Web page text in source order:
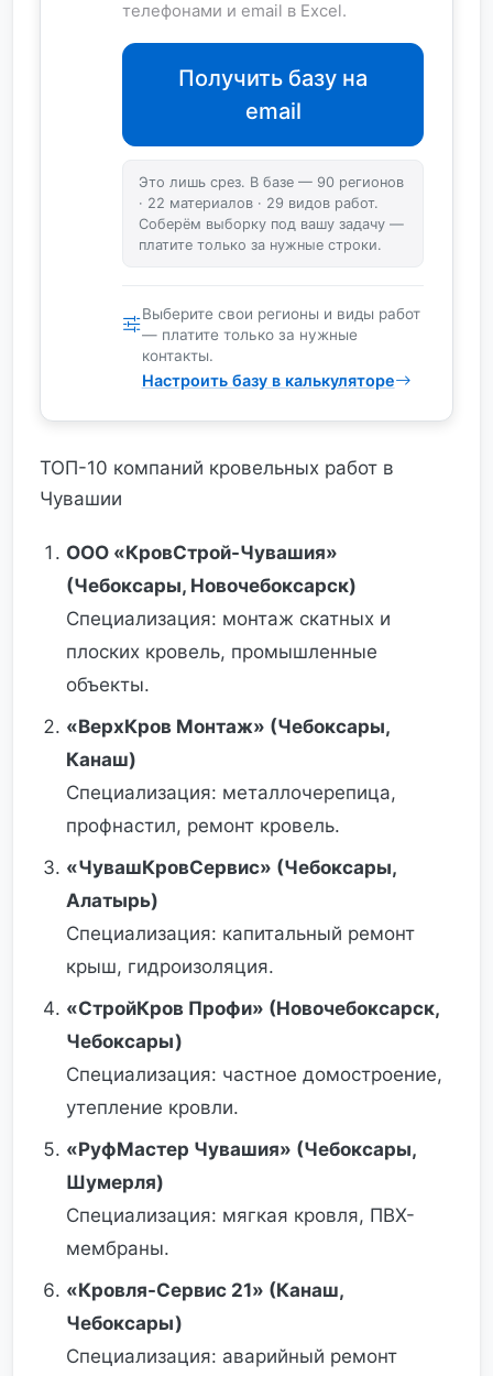
телефонами и email в Excel.
Получить базу на
email
Это лишь срез. В базе — 90 регионов
· 22 материалов · 29 видов работ.
Соберём выборку под вашу задачу —
платите только за нужные строки.
Выберите свои регионы и виды работ
— платите только за нужные
контакты.
Настроить базу в калькуляторе
ТОП-10 компаний кровельных работ в
Чувашии
ООО «КровСтрой-Чувашия»
(Чебоксары, Новочебоксарск)
Специализация: монтаж скатных и
плоских кровель, промышленные
объекты.
«ВерхКров Монтаж» (Чебоксары,
Канаш)
Специализация: металлочерепица,
профнастил, ремонт кровель.
«ЧувашКровСервис» (Чебоксары,
Алатырь)
Специализация: капитальный ремонт
крыш, гидроизоляция.
«СтройКров Профи» (Новочебоксарск,
Чебоксары)
Специализация: частное домостроение,
утепление кровли.
«РуфМастер Чувашия» (Чебоксары,
Шумерля)
Специализация: мягкая кровля, ПВХ-
мембраны.
«Кровля-Сервис 21» (Канаш,
Чебоксары)
Специализация: аварийный ремонт